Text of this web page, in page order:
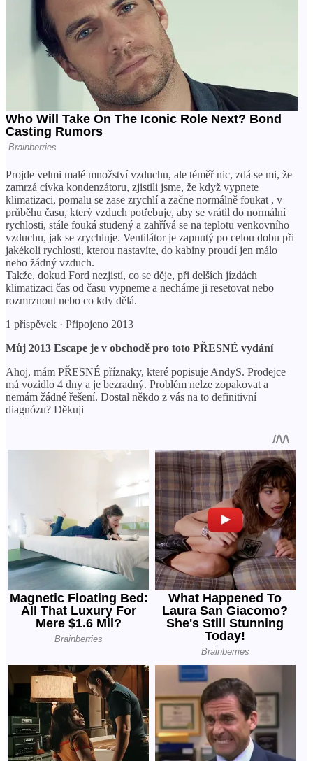
Projde velmi malé množství vzduchu, ale téměř nic, zdá se mi, že
zamrzá cívka kondenzátoru, zjistili jsme, že když vypnete
klimatizaci, pomalu se zase zrychlí a začne normálně foukat , v
průběhu času, který vzduch potřebuje, aby se vrátil do normální
rychlosti, stále fouká studený a zahřívá se na teplotu venkovního
vzduchu, jak se zrychluje. Ventilátor je zapnutý po celou dobu při
jakékoli rychlosti, kterou nastavíte, do kabiny proudí jen málo
nebo žádný vzduch.
Takže, dokud Ford nezjistí, co se děje, při delších jízdách
klimatizaci čas od času vypneme a necháme ji resetovat nebo
rozmrznout nebo co kdy dělá.
1 příspěvek · Připojeno 2013
Můj 2013 Escape je v obchodě pro toto PŘESNÉ vydání
Ahoj, mám PŘESNÉ příznaky, které popisuje AndyS. Prodejce
má vozidlo 4 dny a je bezradný. Problém nelze zopakovat a
nemám žádné řešení. Dostal někdo z vás na to definitivní
diagnózu? Děkuji